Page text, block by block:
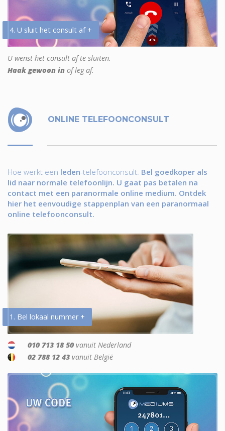
4. U sluit het consult af +
U wenst het consult af te sluiten.
Haak gewoon in of leg af.
ONLINE TELEFOONCONSULT
Hoe werkt een leden-telefoonconsult. Bel goedkoper als
lid naar normale telefoonlijn. U gaat pas betalen na
contact met een paranormale online medium. Ontdek
hier het eenvoudige stappenplan van een paranormaal
online telefoonconsult.
1. Bel lokaal nummer +
010 713 18 50 vanuit Nederland
02 788 12 43 vanuit België